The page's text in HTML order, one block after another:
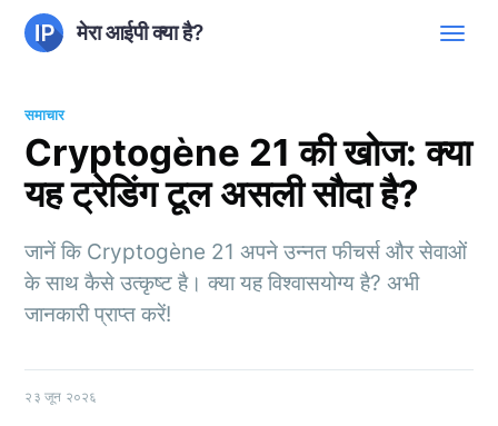
मेरा आईपी क्या है?
समाचार
Cryptogène 21 की खोज: क्या
यह ट्रेडिंग टूल असली सौदा है?
जानें कि Cryptogène 21 अपने उन्नत फीचर्स और सेवाओं
के साथ कैसे उत्कृष्ट है। क्या यह विश्वासयोग्य है? अभी
जानकारी प्राप्त करें!
२३ जून २०२६